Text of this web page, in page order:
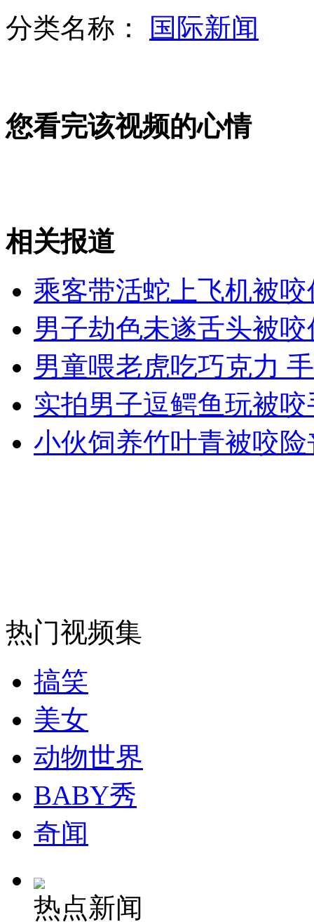
山西运城恶犬咬伤多人 警民合力深夜将其击毙
无痛分娩是否安全 医生回应
外交部：反对强权政治霸凌主义
外交部：有关国家言论片面不公正
安徽一实载49人客车翻车
分类名称：
国际新闻
您看完该视频的心情
相关报道
乘客带活蛇上飞机被
男子劫色未遂舌头被
男童喂老虎吃巧克力
实拍男子逗鳄鱼玩被咬
小伙饲养竹叶青被咬
热门视频集
搞笑
美女
动物世界
BABY秀
奇闻
热点新闻